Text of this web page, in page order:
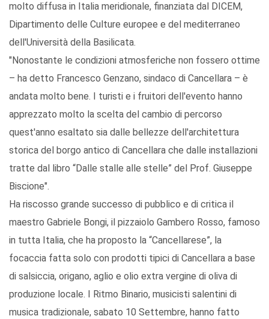
molto diffusa in Italia meridionale, finanziata dal DICEM,
Dipartimento delle Culture europee e del mediterraneo
dell'Università della Basilicata.
"Nonostante le condizioni atmosferiche non fossero ottime
– ha detto Francesco Genzano, sindaco di Cancellara – è
andata molto bene. I turisti e i fruitori dell'evento hanno
apprezzato molto la scelta del cambio di percorso
quest'anno esaltato sia dalle bellezze dell'architettura
storica del borgo antico di Cancellara che dalle installazioni
tratte dal libro “Dalle stalle alle stelle” del Prof. Giuseppe
Biscione".
Ha riscosso grande successo di pubblico e di critica il
maestro Gabriele Bongi, il pizzaiolo Gambero Rosso, famoso
in tutta Italia, che ha proposto la “Cancellarese”, la
focaccia fatta solo con prodotti tipici di Cancellara a base
di salsiccia, origano, aglio e olio extra vergine di oliva di
produzione locale. I Ritmo Binario, musicisti salentini di
musica tradizionale, sabato 10 Settembre, hanno fatto